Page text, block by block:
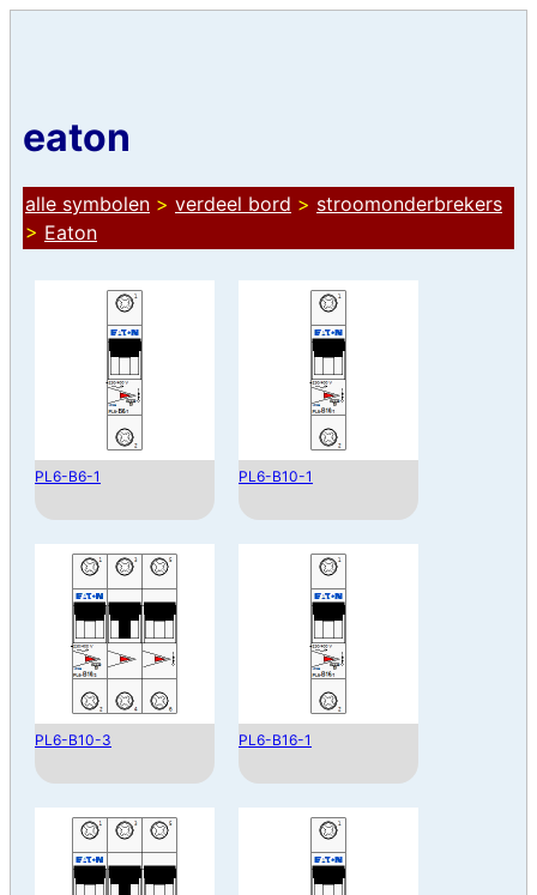
eaton
alle symbolen > verdeel bord > stroomonderbrekers
> Eaton
PL6-B6-1 PL6-B10-1
PL6-B10-3 PL6-B16-1